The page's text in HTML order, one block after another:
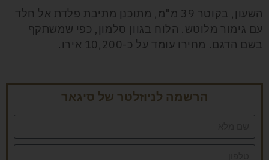
השעון, בקוטר 39 מ"מ, מתוכנן מתיבת פלדת אל חלד
עם גימור מלוטש. הלוח בגוון סלמון, כפי שמשתקף
בשם הדגם. מחירו עומד על כ-10,200 אירו.
הרשמה לניוזלטר של סיגאר